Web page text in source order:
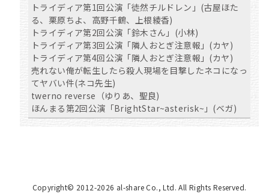
トライディア第1回公演「徒然チルドレン」(古屋ほた
る、栗原ちよ、高野千鶴、上根綾香)
トライディア第2回公演「鈴木さん」(小林)
トライディア第3回公演「隣人おとぎ注意報」(カヤ)
トライディア第4回公演「隣人おとぎ注意報」(カヤ)
売れない俺が転生したら殺人現場を目撃したネコになっ
てヤバい件(ネコ先生)
twerno reverse（ゆりあ、聖良)
ほんまる第2回公演「BrightStar~asterisk~」(ベガ)
Copyright©️ 2012-2026 al-share Co., Ltd. All Rights Reserved.